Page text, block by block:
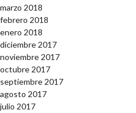
marzo 2018
febrero 2018
enero 2018
diciembre 2017
noviembre 2017
octubre 2017
septiembre 2017
agosto 2017
julio 2017